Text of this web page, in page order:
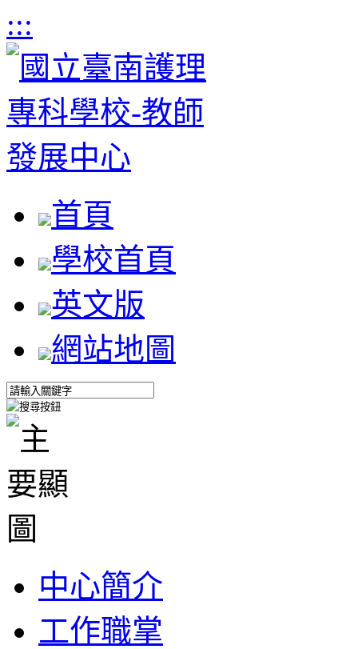
:::
首頁
學校首頁
英文版
網站地圖
中心簡介
工作職掌